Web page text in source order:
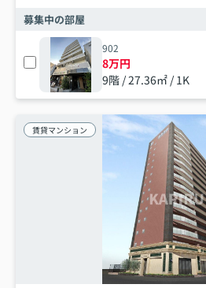
募集中の部屋
902
8万円
9階 / 27.36㎡ / 1K
賃貸マンション